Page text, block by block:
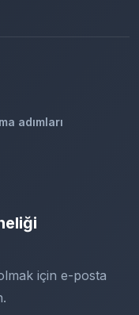
adımları
için e-posta